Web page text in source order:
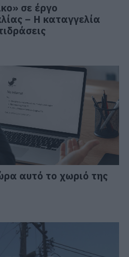
σε έργο
– Η καταγγελία
αυτό το χωριό της